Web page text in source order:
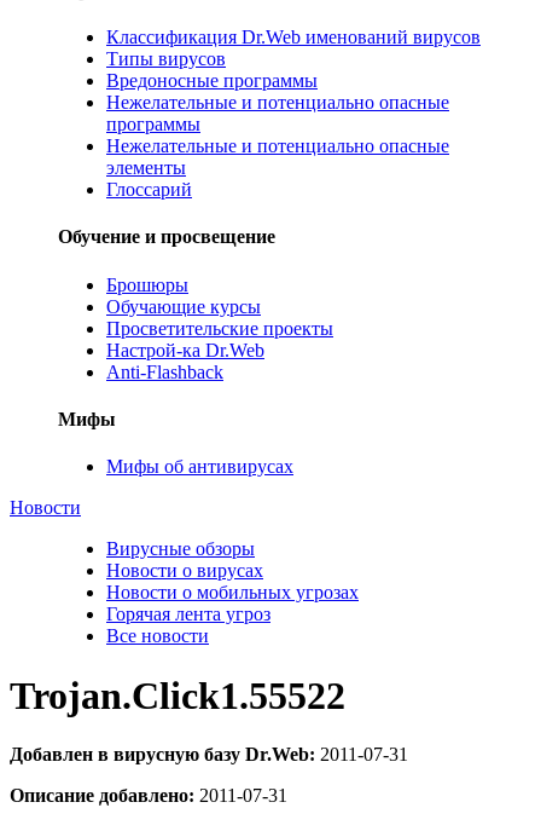
Классификация Dr.Web именований вирусов
Типы вирусов
Вредоносные программы
Нежелательные и потенциально опасные
программы
Нежелательные и потенциально опасные
элементы
Глоссарий
Обучение и просвещение
Брошюры
Обучающие курсы
Просветительские проекты
Настрой-ка Dr.Web
Anti-Flashback
Мифы
Мифы об антивирусах
Новости
Вирусные обзоры
Новости о вирусах
Новости о мобильных угрозах
Горячая лента угроз
Все новости
Trojan.Click1.55522
Добавлен в вирусную базу Dr.Web: 2011-07-31
Описание добавлено: 2011-07-31